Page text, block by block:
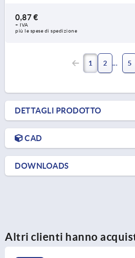
0,87 €
+ IVA
più le spese di spedizione
1 2 5
DETTAGLI PRODOTTO
CAD
DOWNLOADS
Altri clienti hanno